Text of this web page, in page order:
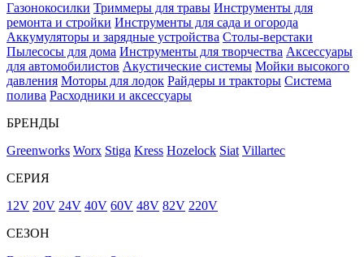
Газонокосилки Триммеры для травы Инструменты для
ремонта и стройки Инструменты для сада и огорода
Аккумуляторы и зарядные устройства Столы-верстаки
Пылесосы для дома Инструменты для творчества Аксессуары
для автомобилистов Акустические системы Мойки высокого
давления Моторы для лодок Райдеры и тракторы Система
полива Расходники и аксессуары
БРЕНДЫ
Greenworks Worx Stiga Kress Hozelock Siat Villartec
СЕРИЯ
12V 20V 24V 40V 60V 48V 82V 220V
СЕЗОН